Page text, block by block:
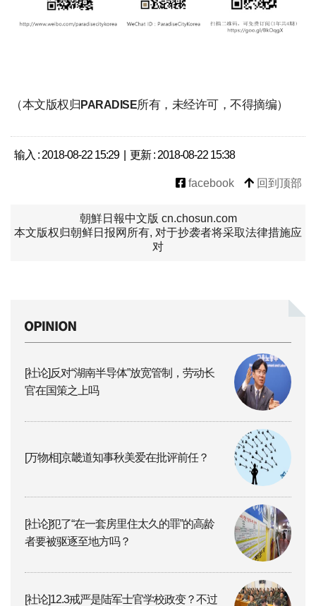
（本文版权归 PARADISE所有，未经许可，不得摘编）
输入 : 2018-08-22 15:29 | 更新 : 2018-08-22 15:38
facebook 回到顶部
朝鮮日報中文版 cn.chosun.com
本文版权归朝鲜日报网所有, 对于抄袭者将采取法律措施应
对
[社论]反对“湖南半导体”放宽管制，劳动长
官在国策之上吗
[万物相]京畿道知事秋美爱在批评前任？
[社论]犯了“在一套房里住太久的罪”的高龄
者要被驱逐至地方吗？
[社论]12.3戒严是陆军士官学校政变？不过